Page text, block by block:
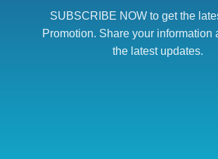
SUBSCRIBE NOW to get the
Promotion. Share your information
the latest updates.